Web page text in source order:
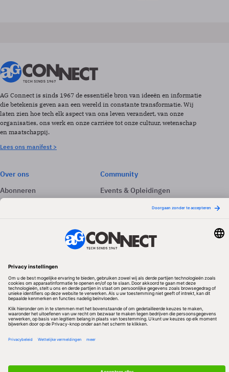
AG Connect is sinds 1967 de essentiële bron van ideeën en informatie
die betekenis geven aan een wereld in constante transformatie. Wij
laten zien hoe tech elk aspect van ons leven verandert, van onze
organisaties, ons werk en onze carrière tot onze cultuur, wetenschap
en maatschappij.
Lees ons manifest >
Over ons
Abonneren
Adverteren
Community
Events & Opleidingen
Volg ons
Redactionele partner
Algemene Voorwaarden & Copyrights